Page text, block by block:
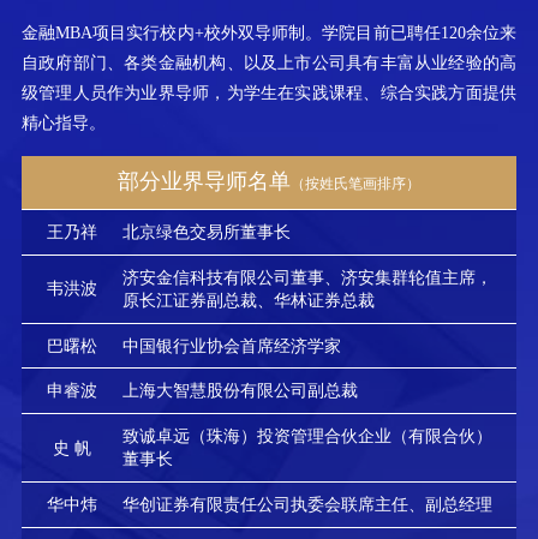
金融MBA项目实行校内+校外双导师制。学院目前已聘任120余位来
自政府部门、各类金融机构、以及上市公司具有丰富从业经验的高
级管理人员作为业界导师，为学生在实践课程、综合实践方面提供
精心指导。
部分业界导师名单 （按姓氏笔画排序）
王乃祥 北京绿色交易所董事长
韦洪波
济安金信科技有限公司董事、济安集群轮值主席，
原长江证券副总裁、华林证券总裁
巴曙松 中国银行业协会首席经济学家
申睿波 上海大智慧股份有限公司副总裁
史 帆
致诚卓远（珠海）投资管理合伙企业（有限合伙）
董事长
华中炜 华创证券有限责任公司执委会联席主任、副总经理